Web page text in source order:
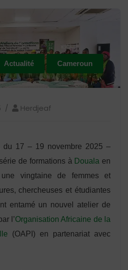
Actualité Cameroun
Herdjeaf
du 17 – 19 novembre 2025 –
de formations à Douala en
une vingtaine de femmes et
chercheuses et étudiantes
entamé un nouvel atelier de
l’Organisation Africaine de la
(OAPI) en partenariat avec